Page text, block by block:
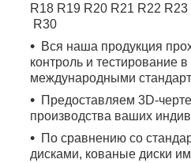
R18 R19 R20 R21 R22 R23
R30
Вся наша продукция
контроль и тестирование в
международными
Предоставляем 3D-
производства ваших
По сравнению со
дисками, кованые диски